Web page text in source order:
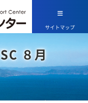
サイトマップ
８月